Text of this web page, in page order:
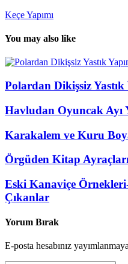
Keçe Yapımı
You may also like
Polardan Dikişsiz Yastık
Havludan Oyuncak Ayı
Karakalem ve Kuru
Örgüden Kitap
Eski Kanaviçe
Çıkanlar
Yorum Bırak
E-posta hesabınız